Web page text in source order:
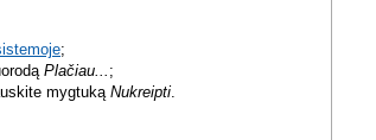
;
Plačiau... ;
mygtuką Nukreipti.